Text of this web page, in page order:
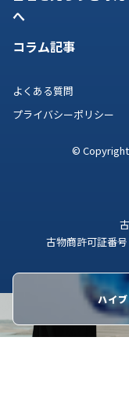
ハイ
へ
コラム記事
よくある質問
プライバシーポリシー
© Copyright
古物商許可証番